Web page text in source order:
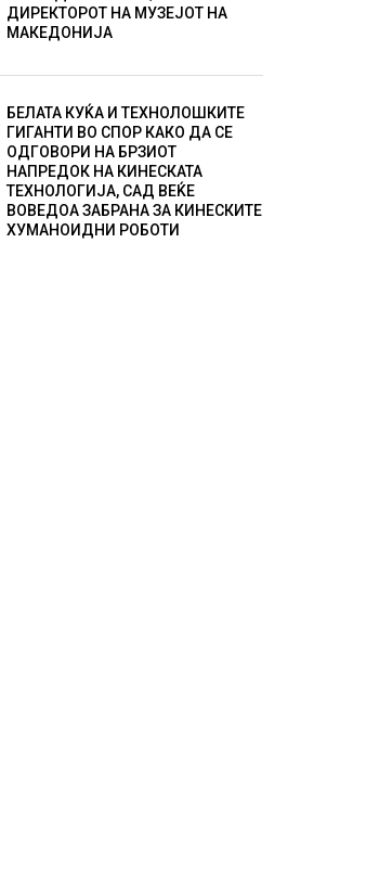
ДИРЕКТОРОТ НА МУЗЕЈОТ НА
МАКЕДОНИЈА
БЕЛАТА КУЌА И ТЕХНОЛОШКИТЕ
ГИГАНТИ ВО СПОР КАКО ДА СЕ
ОДГОВОРИ НА БРЗИОТ
НАПРЕДОК НА КИНЕСКАТА
ТЕХНОЛОГИЈА, САД ВЕЌЕ
ВОВЕДОА ЗАБРАНА ЗА КИНЕСКИТЕ
ХУМАНОИДНИ РОБОТИ